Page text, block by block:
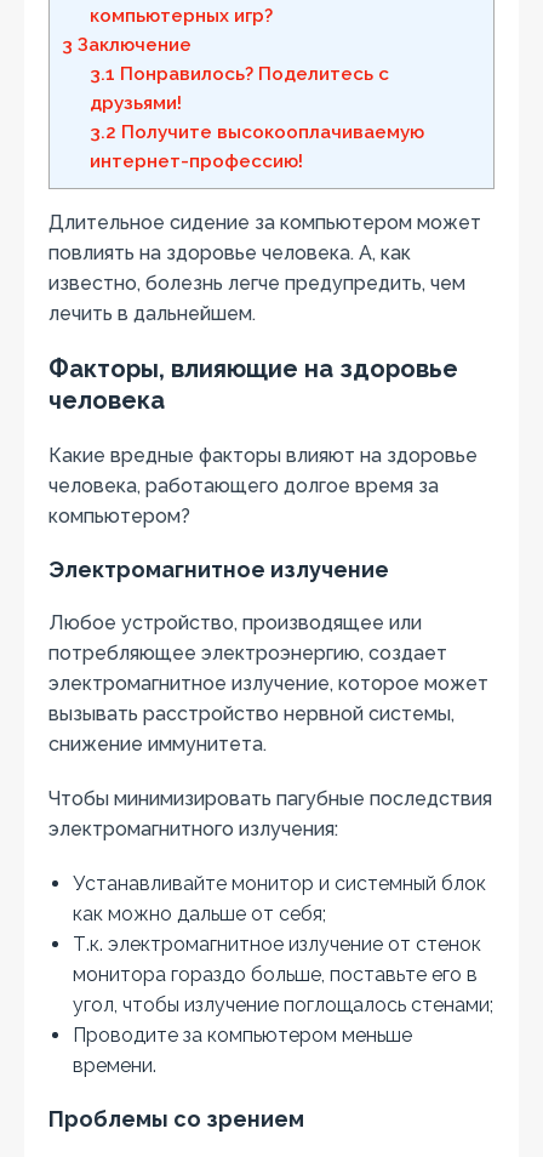
компьютерных игр?
3 Заключение
3.1 Понравилось? Поделитесь с
друзьями!
3.2 Получите высокооплачиваемую
интернет-профессию!
Длительное сидение за компьютером может
повлиять на здоровье человека. А, как
известно, болезнь легче предупредить, чем
лечить в дальнейшем.
Факторы, влияющие на здоровье
человека
Какие вредные факторы влияют на здоровье
человека, работающего долгое время за
компьютером?
Электромагнитное излучение
Любое устройство, производящее или
потребляющее электроэнергию, создает
электромагнитное излучение, которое может
вызывать расстройство нервной системы,
снижение иммунитета.
Чтобы минимизировать пагубные последствия
электромагнитного излучения:
Устанавливайте монитор и системный блок
как можно дальше от себя;
Т.к. электромагнитное излучение от стенок
монитора гораздо больше, поставьте его в
угол, чтобы излучение поглощалось стенами;
Проводите за компьютером меньше
времени.
Проблемы со зрением